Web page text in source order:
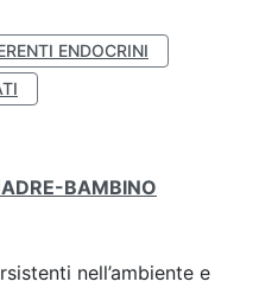
ENDOCRINI
BAMBINO
nell’ambiente e